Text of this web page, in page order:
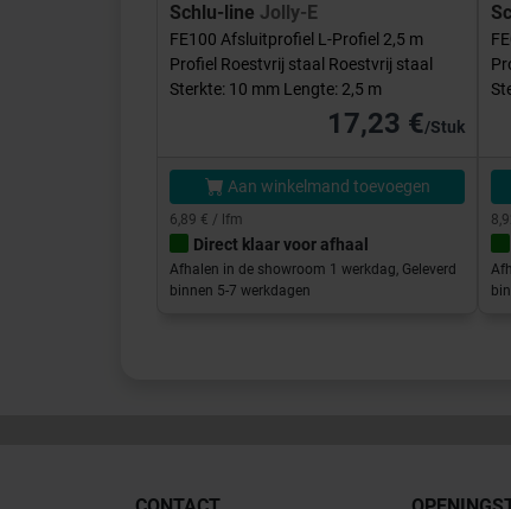
Schlu-line Jolly-E
FE100 Afsluitprofiel L-Profiel 2,5 m
Profiel Roestvrij staal Roestvrij staal
Sterkte: 10 mm Lengte: 2,5 m
17,23 €/Stuk
Aan winkelmand toevoegen
6,89 € / lfm
Direct klaar voor afhaal
Afhalen in de showroom 1 werkdag, Geleverd
binnen 5-7 werkdagen